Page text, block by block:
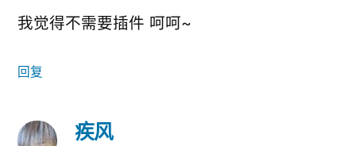
我觉得不需要插件 呵呵~
回复
疾风